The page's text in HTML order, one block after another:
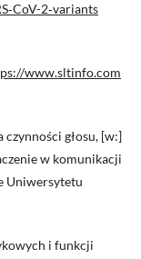
2‑variants
www.sltinfo.com
głosu, [w:]
w komunikacji
Uniwersytetu
i funkcji